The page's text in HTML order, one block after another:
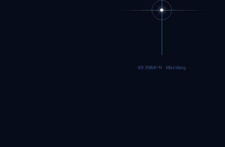
89.9984°N · Meritking